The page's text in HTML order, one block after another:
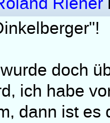
doch
ich habe
dann ist es